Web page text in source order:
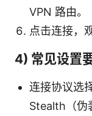
VPN 路由。
点击连接，
4) 常见设置
连接协议选
Stealth（伪